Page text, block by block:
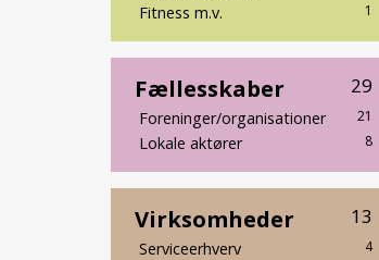
1
Fitness m.v.
29
Fællesskaber
21
Foreninger/organisationer
8
Lokale aktører
13
Virksomheder
4
Serviceerhverv